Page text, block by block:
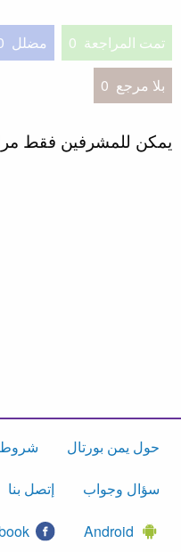
تمت المراجعة 0 مضلل
بلا مرجع 0
يمكن للمشرفين فقط
حول يمن بورتال شروط
سؤال وجواب إتصل بنا
Android